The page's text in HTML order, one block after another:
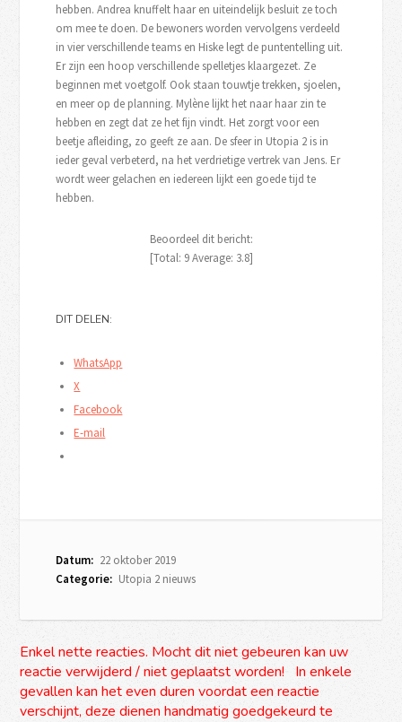
hebben. Andrea knuffelt haar en uiteindelijk besluit ze toch
om mee te doen. De bewoners worden vervolgens verdeeld
in vier verschillende teams en Hiske legt de puntentelling uit.
Er zijn een hoop verschillende spelletjes klaargezet. Ze
beginnen met voetgolf. Ook staan touwtje trekken, sjoelen,
en meer op de planning. Mylène lijkt het naar haar zin te
hebben en zegt dat ze het fijn vindt. Het zorgt voor een
beetje afleiding, zo geeft ze aan. De sfeer in Utopia 2 is in
ieder geval verbeterd, na het verdrietige vertrek van Jens. Er
wordt weer gelachen en iedereen lijkt een goede tijd te
hebben.
Beoordeel dit bericht:
[Total: 9Average: 3.8]
DIT DELEN:
WhatsApp
X
Facebook
E-mail
Datum: 22 oktober 2019
Categorie: Utopia 2 nieuws
Enkel nette reacties. Mocht dit niet gebeuren kan uw
reactie verwijderd / niet geplaatst worden! In enkele
gevallen kan het even duren voordat een reactie
verschijnt, deze dienen handmatig goedgekeurd te